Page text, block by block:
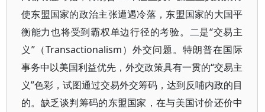
使东盟国家的政治主张遭遇冷落，东盟国家的大国平
衡能力也将受到霸权单边行径的考验。二是“交易主
义”（Transactionalism）外交问题。特朗普在国际
事务中以美国利益优先，外交政策具有一贯的“交易主
义”色彩，试图通过交易外交筹码，达到反哺内政的目
的。缺乏谈判筹码的东盟国家，在与美国讨价还价中